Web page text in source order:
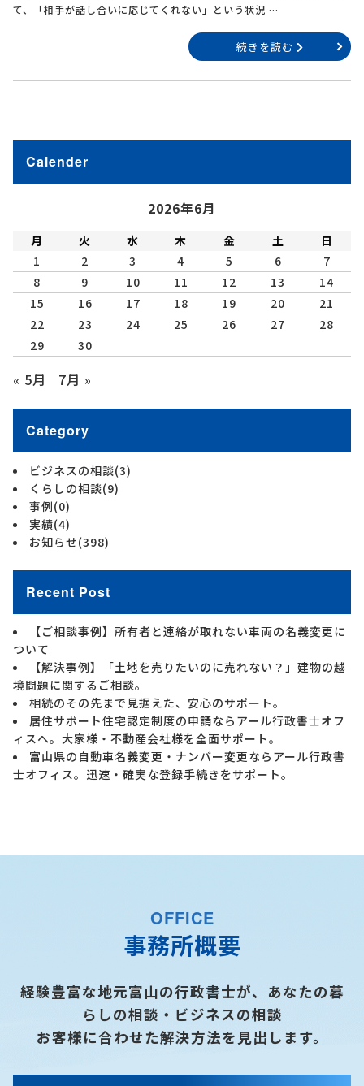
て、「相手が話し合いに応じてくれない」という状況 …
続きを読む
Calender
2026年6月
月 火 水 木 金 土
日
1
2 3 4 5 6
7
8
9 10 11 12 13
14
15
16 17 18 19 20
21
22
23 24 25 26 27
28
29
30
« 5月 7月 »
Category
ビジネスの相談(3)
くらしの相談(9)
事例(0)
実績(4)
お知らせ(398)
Recent Post
【ご相談事例】所有者と連絡が取れない車両の名義変更に
ついて
【解決事例】「土地を売りたいのに売れない？」建物の越
境問題に関するご相談。
相続のその先まで見据えた、安心のサポート。
居住サポート住宅認定制度の申請ならアール行政書士オフ
ィスへ。大家様・不動産会社様を全面サポート。
富山県の自動車名義変更・ナンバー変更ならアール行政書
士オフィス。迅速・確実な登録手続きをサポート。
OFFICE
事務所概要
経験豊富な地元富山の行政書士が、あなたの暮
らしの相談・ビジネスの相談
お客様に合わせた解決方法を見出します。